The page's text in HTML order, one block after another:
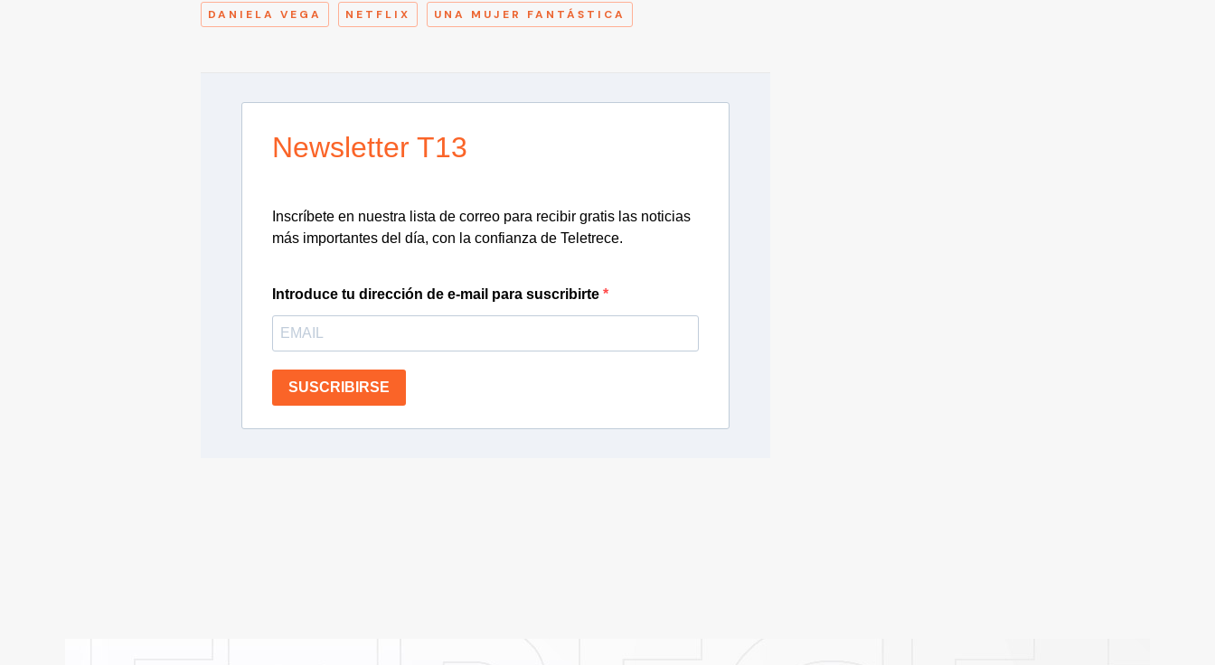
DANIELA VEGA NETFLIX UNA MUJER FANTÁSTICA
Newsletter T13
Inscríbete en nuestra lista de correo para recibir gratis las noticias
más importantes del día, con la confianza de Teletrece.
Introduce tu dirección de e-mail para suscribirte
SUSCRIBIRSE